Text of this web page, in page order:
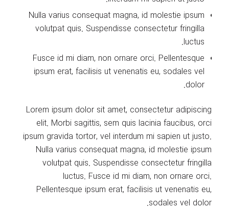
Nulla varius consequat magna, id molestie ipsum
volutpat quis. Suspendisse consectetur fringilla
luctus.
Fusce id mi diam, non ornare orci. Pellentesque
ipsum erat, facilisis ut venenatis eu, sodales vel
dolor.
Lorem ipsum dolor sit amet, consectetur adipiscing
elit. Morbi sagittis, sem quis lacinia faucibus, orci
ipsum gravida tortor, vel interdum mi sapien ut justo.
Nulla varius consequat magna, id molestie ipsum
volutpat quis. Suspendisse consectetur fringilla
luctus. Fusce id mi diam, non ornare orci.
Pellentesque ipsum erat, facilisis ut venenatis eu,
sodales vel dolor.